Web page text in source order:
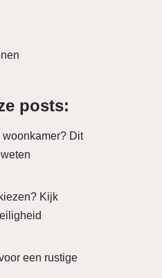
posts:
Dit
Kijk
een rustige